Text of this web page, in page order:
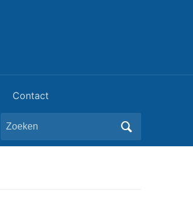
Contact
Zoeken
naar: